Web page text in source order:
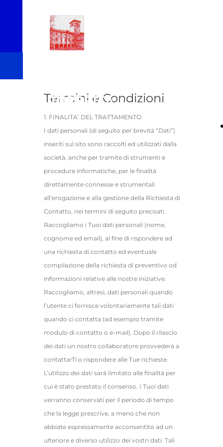
TORRETTA
Chi
Siamo
Le Costruzioni
Tor 1
Tor 2
Tor 3
Tor 4
Tor 5
Tor 6
Domanda
graduatoria
Termini e Condizioni
1. FINALITA’ DEL TRATTAMENTO
I dati personali (di seguito per brevità “Dati”)
inseriti sul sito sono raccolti ed utilizzati dalla
società, anche per tramite di strumenti e
procedure informatiche, per le finalità
direttamente connesse e strumentali
all’erogazione e alla gestione della Richiesta di
Contatto, nei termini di seguito precisati.
Raccogliamo i Tuoi dati personali (nome,
cognome ed email), al fine di rispondere ad
una richiesta di contatto ed eventuale
compilazione della richiesta di preventivo od
informazioni relative alle nostre iniziative.
Raccogliamo, altresì, dati personali quando
l’utente ci fornisce volontariamente tali dati
quando ci contatta (ad esempio tramite
modulo di contatto o e-mail). Dopo il rilascio
dei dati un nostro collaboratore provvederà a
contattarTi o rispondere alle Tue richieste.
L’utilizzo dei dati sarà limitato alle finalità per
cui è stato prestato il consenso. I Tuoi dati
verranno conservati per il periodo di tempo
che la legge prescrive, a meno che non
abbiate espressamente acconsentito ad un
ulteriore e diverso utilizzo dei vostri dati. Tali